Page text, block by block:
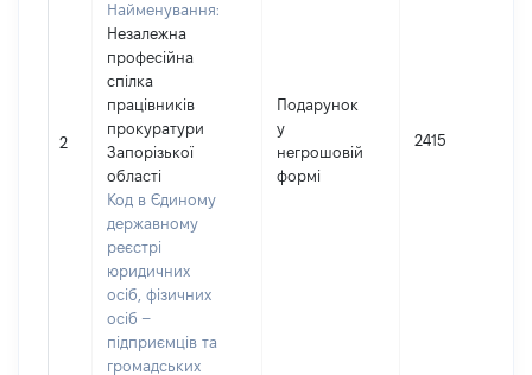
2
Найменування:
Незалежна
професійна
спілка
працівників
прокуратури
Запорізької
області
Код в Єдиному
державному
реєстрі
юридичних
осіб, фізичних
осіб –
підприємців та
громадських
Подарунок
у
негрошовій
формі
2415